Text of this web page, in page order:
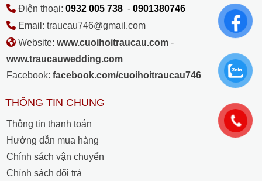
Điện thoại: 0932 005 738- 0901380746
Email: traucau746@gmail.com
Website: www.cuoihoitraucau.com -
www.traucauwedding.com
Facebook: facebook.com/cuoihoitraucau746
THÔNG TIN CHUNG
Thông tin thanh toán
Hướng dẫn mua hàng
Chính sách vận chuyển
Chính sách đổi trả